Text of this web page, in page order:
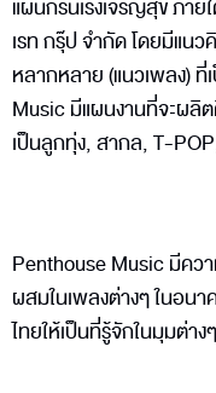
แผนกรื่นเริงเจริญสุข ภา
เรท กรุ๊ป จำกัด โดยมีแน
หลากหลาย (แนวเพลง) ที่
Music มีแผนงานที่จะผลิ
เป็นลูกทุ่ง, สากล, T-
Penthouse Music มีควา
ผสมในเพลงต่างๆ ในอน
ไทยให้เป็นที่รู้จักในมุมต่า